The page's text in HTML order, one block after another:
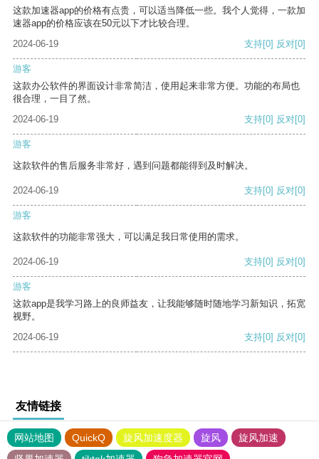
这款加速器app的价格有点贵，可以适当降低一些。我个人觉得，一款加
速器app的价格应该在50元以下才比较合理。
2024-06-19
支持[0] 反对[0]
游客
这款办公软件的界面设计非常简洁，使用起来非常方便。功能的布局也
很合理，一目了然。
2024-06-19
支持[0] 反对[0]
游客
这款软件的售后服务非常好，遇到问题都能得到及时解决。
2024-06-19 支持[0] 反对[0]
游客
这款软件的功能非常强大，可以满足我日常使用的需求。
2024-06-19 支持[0] 反对[0]
游客
这款app是我学习路上的良师益友，让我能够随时随地学习新知识，拓宽
视野。
2024-06-19
支持[0] 反对[0]
友情链接
网站地图 QuickQ 旋风加速度器 旋风
旋风加速